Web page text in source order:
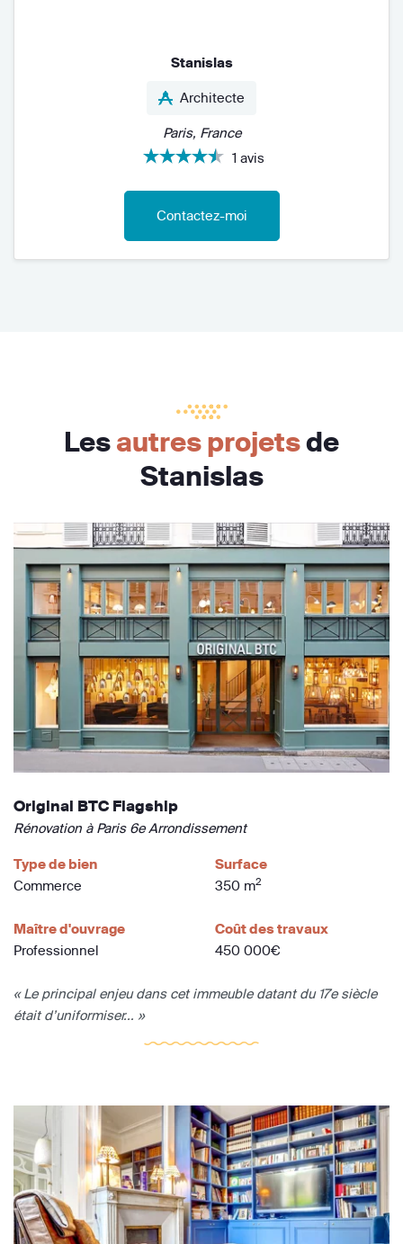
Stanislas
Architecte
Paris, France
1 avis
Contactez-moi
Lesautres projetsde
Stanislas
Original BTC Flagship
Rénovation à Paris 6e Arrondissement
Type de bien
Commerce
Surface
350 m2
Maître d'ouvrage
Professionnel
Coût des travaux
450 000€
« Le principal enjeu dans cet immeuble datant du 17e siècle
était d’uniformiser... »